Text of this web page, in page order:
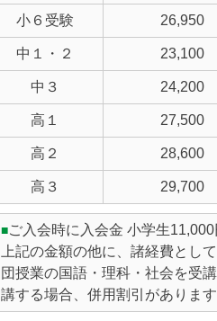
小６受験 26,950
中１・２ 23,100
中３ 24,200
高１ 27,500
高２ 28,600
高３ 29,700
■ご入会時に入会金 小学生
上記の金額の他に、諸経費とし
団授業の国語・理科・社会を
講する場合、併用割引があります